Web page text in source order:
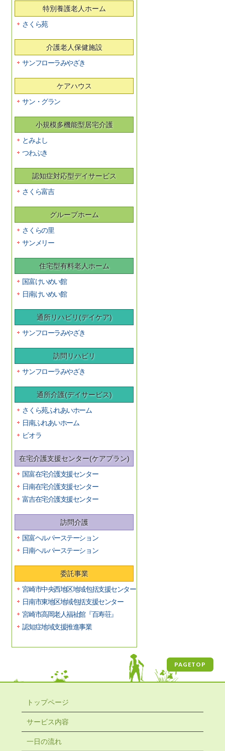
特別養護老人ホーム
さくら苑
介護老人保健施設
サンフローラみやざき
ケアハウス
サン・グラン
小規模多機能型居宅介護
とみよし
つわぶき
認知症対応型デイサービス
さくら富吉
グループホーム
さくらの里
サンメリー
住宅型有料老人ホーム
国富けいめい館
日南けいめい館
通所リハビリ(デイケア)
サンフローラみやざき
訪問リハビリ
サンフローラみやざき
通所介護(デイサービス)
さくら苑ふれあいホーム
日南ふれあいホーム
ビオラ
在宅介護支援センター(ケアプラン)
国富在宅介護支援センター
日南在宅介護支援センター
富吉在宅介護支援センター
訪問介護
国富ヘルパーステーション
日南ヘルパーステーション
委託事業
宮崎市中央西地区地域包括支援センター
日南市東地区地域包括支援センター
宮崎市高岡老人福祉館『百寿荘』
認知症地域支援推進事業
PAGETOP
トップページ
サービス内容
一日の流れ